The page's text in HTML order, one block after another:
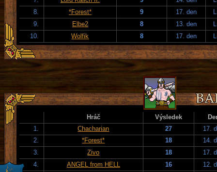
8.
*Forest* 9 17. den
9.
Elbe2 8 13. den
10.
Wolfik 8 17. den
Hráč Výsledek
1.
Chacharian 27
17.
2.
*Forest* 18
14.
3.
Zivo 18
17.
4.
ANGEL from HELL 16
12.